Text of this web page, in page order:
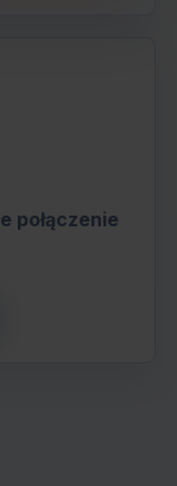
połączenie